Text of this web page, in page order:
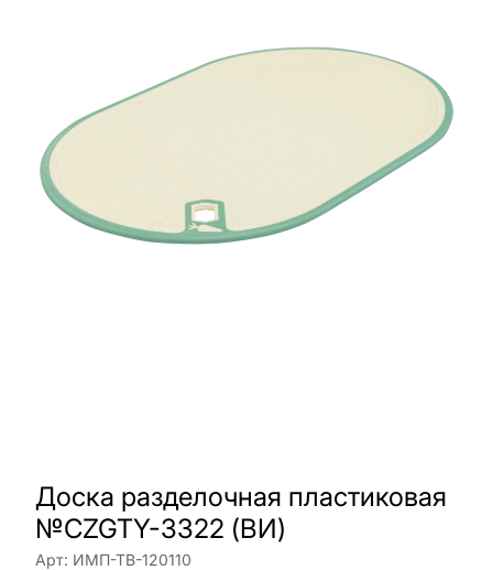
Доска разделочная пластиковая
№CZGTY-3322 (ВИ)
Арт: ИМП-ТВ-120110